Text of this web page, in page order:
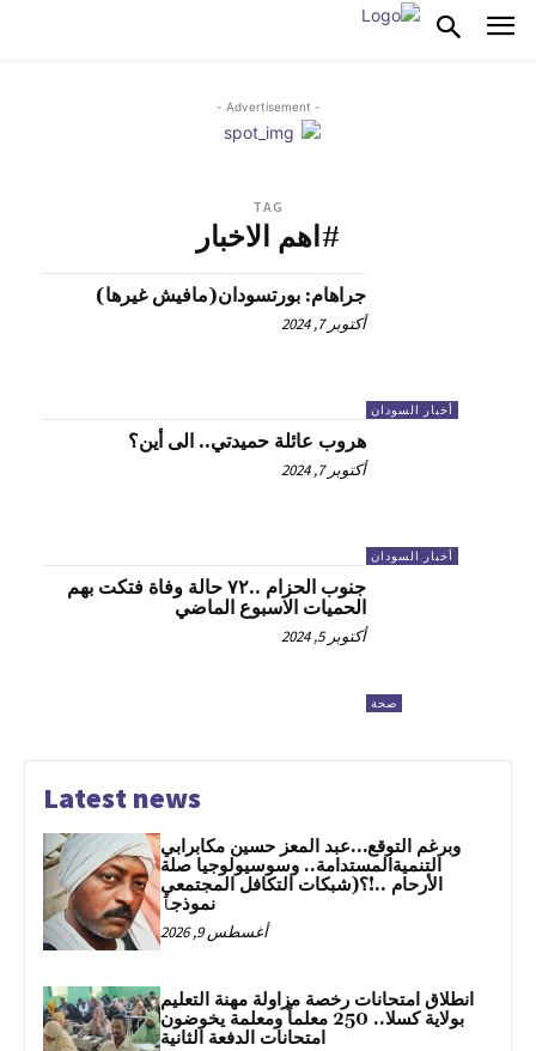
- Advertisement -
TAG
#اهم الاخبار
أخبار السودان
جراهام: بورتسودان(مافيش غيرها)
أكتوبر 7, 2024
أخبار السودان
هروب عائلة حميدتي.. الى أين؟
أكتوبر 7, 2024
صحة
جنوب الحزام ..٧٢ حالة وفاة فتكت بهم
الحميات الاسبوع الماضي
أكتوبر 5, 2024
Latest news
وبرغم التوقع…عبد المعز حسين مكابرابي
التنميةالمستدامة.. وسوسيولوجيا صلة
الأرحام ..!؟(شبكات التكافل المجتمعي
نموذجٱ
أغسطس 9, 2026
انطلاق امتحانات رخصة مزاولة مهنة التعليم
بولاية كسلا.. 250 معلماً ومعلمة يخوضون
امتحانات الدفعة الثانية